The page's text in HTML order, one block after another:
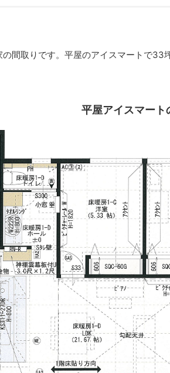
間取りです。平屋のアイスマートで33
平屋アイスマート